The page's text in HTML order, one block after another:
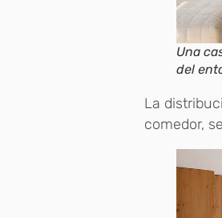
Una
del
La
comedor,